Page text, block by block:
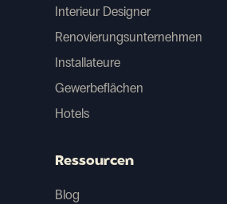
Interieur Designer
Renovierungsunternehmen
Installateure
Gewerbeflächen
Hotels
Ressourcen
Blog